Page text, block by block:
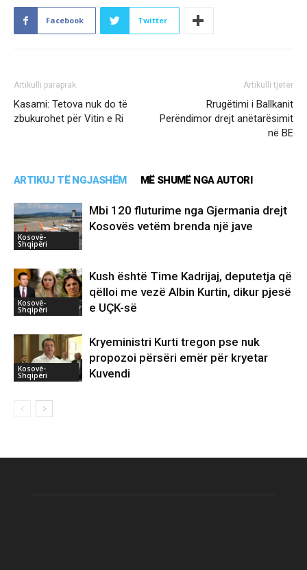
Facebook Twitter
Artikulli paraprak
Kasami: Tetova nuk do të
zbukurohet për Vitin e Ri
Artikulli tjetër
Rrugëtimi i Ballkanit
Perëndimor drejt anëtarësimit
në BE
ARTIKUJ TË NGJASHËM MË SHUMË NGA AUTORI
Kosovë-
Shqipëri
Mbi 120 fluturime nga Gjermania drejt
Kosovës vetëm brenda një jave
Kosovë-
Shqipëri
Kush është Time Kadrijaj, deputetja që
qëlloi me vezë Albin Kurtin, dikur pjesë
e UÇK-së
Kosovë-
Shqipëri
Kryeministri Kurti tregon pse nuk
propozoi përsëri emër për kryetar
Kuvendi